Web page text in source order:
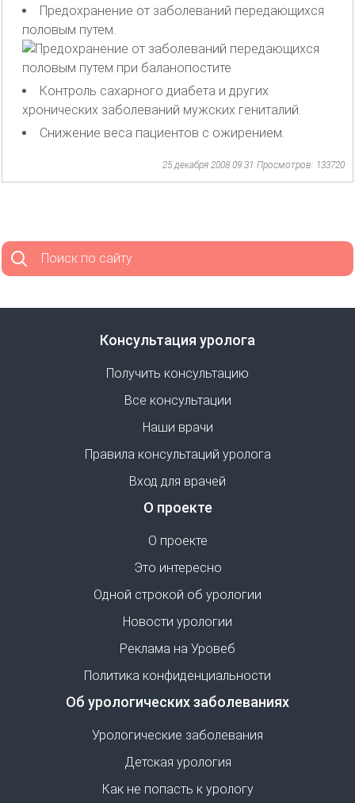
Предохранение от заболеваний передающихся
половым путем.
Контроль сахарного диабета и других
хронических заболеваний мужских гениталий.
Снижение веса пациентов с ожирением.
25 декабря 2008 09:31 Просмотров: 133720
Поиск по сайту
Консультация уролога
Получить консультацию
Все консультации
Наши врачи
Правила консультаций уролога
Вход для врачей
О проекте
О проекте
Это интересно
Одной строкой об урологии
Новости урологии
Реклама на Уровеб
Политика конфиденциальности
Об урологических заболеваниях
Урологические заболевания
Детская урология
Как не попасть к урологу